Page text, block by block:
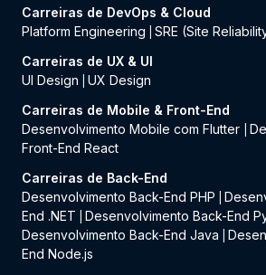
Carreiras de DevOps & Cloud
Platform Engineering
SRE (Site
Carreiras de UX & UI
UI Design
UX Design
Carreiras de Mobile & Front-End
Desenvolvimento Mobile com Flutter
Front-End React
Carreiras de Back-End
Desenvolvimento Back-End PHP
End .NET
Desenvolvimento Back-End
Desenvolvimento Back-End Java
End Node.js